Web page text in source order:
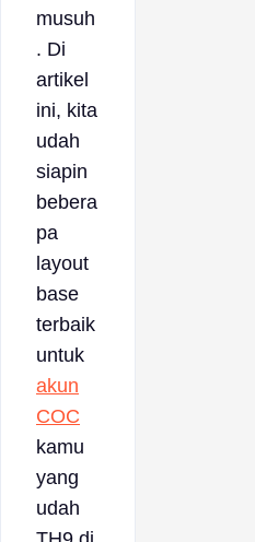
musuh
. Di
artikel
ini, kita
udah
siapin
bebera
pa
layout
base
terbaik
untuk
akun
COC
kamu
yang
udah